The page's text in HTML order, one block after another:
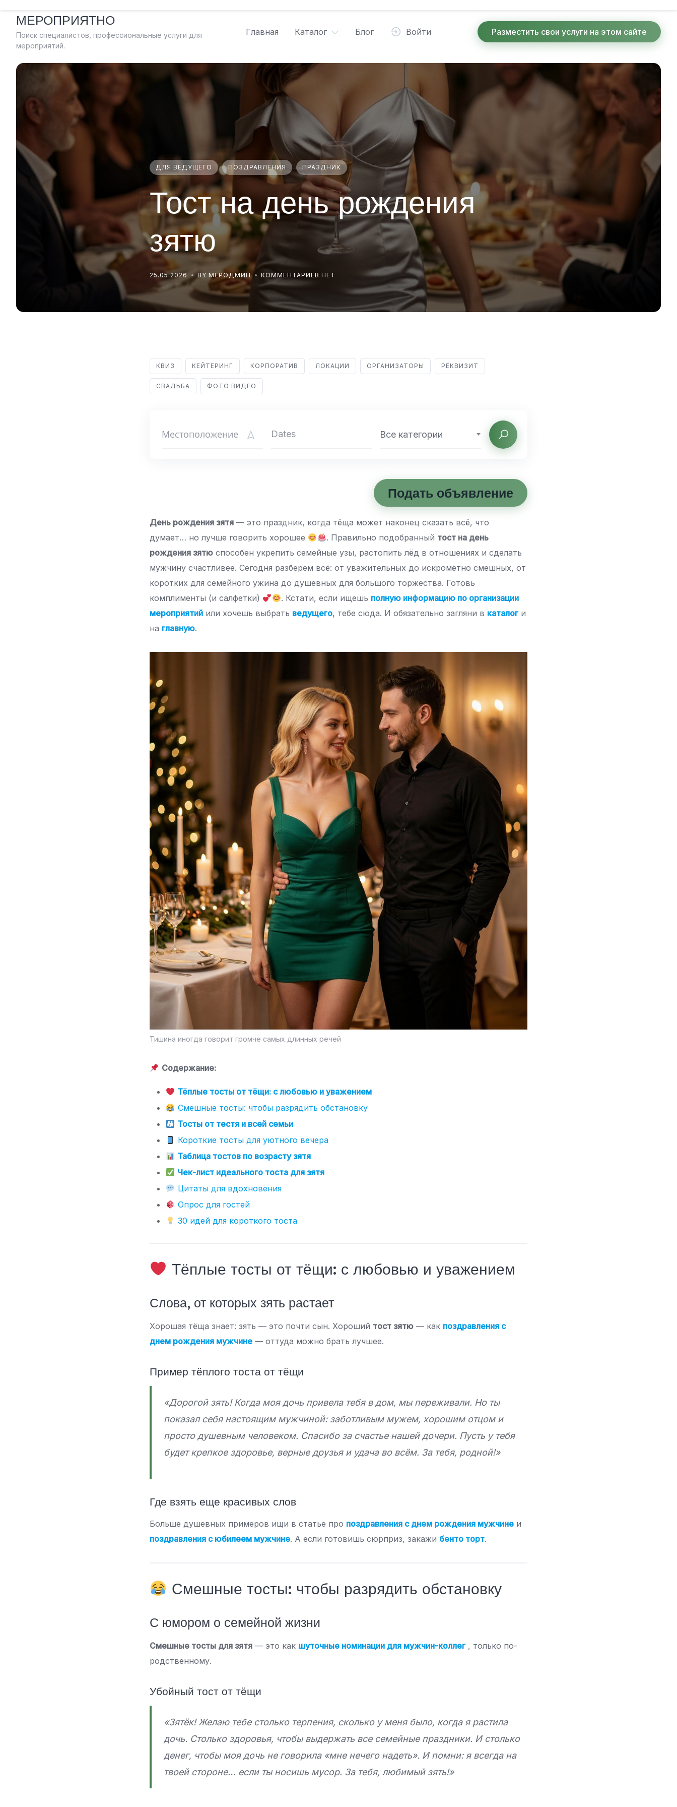
content
МЕРОПРИЯТНО
Поиск специалистов, профессиональные услуги для
мероприятий.
Главная Каталог Блог Войти Разместить свои услуги на этом сайте
ДЛЯ ВЕДУЩЕГО ПОЗДРАВЛЕНИЯ ПРАЗДНИК
Тост на день рождения
зятю
25.05.2026 BY МЕРОДМИН КОММЕНТАРИЕВ НЕТ
КВИЗ КЕЙТЕРИНГ КОРПОРАТИВ ЛОКАЦИИ ОРГАНИЗАТОРЫ РЕКВИЗИТ
СВАДЬБА ФОТО ВИДЕО
Все категории
Подать объявление
День рождения зятя — это праздник, когда тёща может наконец сказать всё, что
думает… но лучше говорить хорошее
. Правильно подобранный тост на день
рождения зятю способен укрепить семейные узы, растопить лёд в отношениях и сделать
мужчину счастливее. Сегодня разберем всё: от уважительных до искромётно смешных, от
коротких для семейного ужина до душевных для большого торжества. Готовь
комплименты (и салфетки)
. Кстати, если ищешь полную информацию по организации
мероприятий или хочешь выбрать ведущего, тебе сюда. И обязательно загляни в каталоги
на главную.
Тишина иногда говорит громче самых длинных речей
Содержание:
Тёплые тосты от тёщи: с любовью и уважением
Смешные тосты: чтобы разрядить обстановку
Тосты от тестя и всей семьи
Короткие тосты для уютного вечера
Таблица тостов по возрасту зятя
Чек-лист идеального тоста для зятя
Цитаты для вдохновения
Опрос для гостей
30 идей для короткого тоста
Тёплые тосты от тёщи: с любовью и уважением
Слова, от которых зять растает
Хорошая тёща знает: зять — это почти сын. Хороший тост зятю — как поздравления с
днем рождения мужчине — оттуда можно брать лучшее.
Пример тёплого тоста от тёщи
«Дорогой зять! Когда моя дочь привела тебя в дом, мы переживали. Но ты
показал себя настоящим мужчиной: заботливым мужем, хорошим отцом и
просто душевным человеком. Спасибо за счастье нашей дочери. Пусть у тебя
будет крепкое здоровье, верные друзья и удача во всём. За тебя, родной!»
Где взять еще красивых слов
Больше душевных примеров ищи в статье про поздравления с днем рождения мужчине и
поздравления с юбилеем мужчине. А если готовишь сюрприз, закажи бенто торт.
Смешные тосты: чтобы разрядить обстановку
С юмором о семейной жизни
Смешные тосты для зятя — это как шуточные номинации для мужчин-коллег, только по-
родственному.
Убойный тост от тёщи
«Зятёк! Желаю тебе столько терпения, сколько у меня было, когда я растила
дочь. Столько здоровья, чтобы выдержать все семейные праздники. И столько
денег, чтобы моя дочь не говорила «мне нечего надеть». И помни: я всегда на
твоей стороне… если ты носишь мусор. За тебя, любимый зять!»